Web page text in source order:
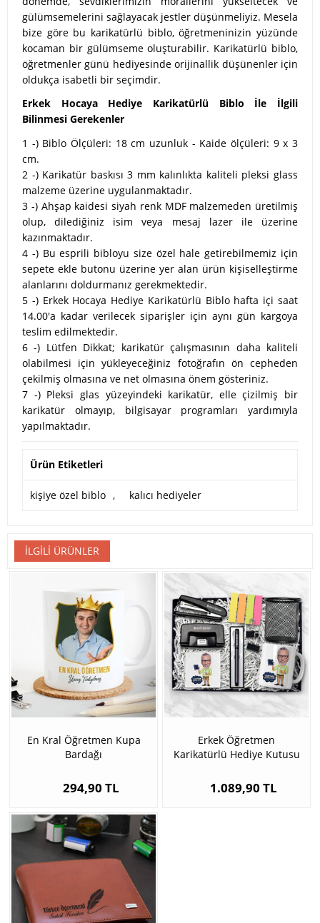
gülümsemelerini sağlayacak jestler düşünmeliyiz. Mesela
bize göre bu karikatürlü biblo, öğretmeninizin yüzünde
kocaman bir gülümseme oluşturabilir. Karikatürlü biblo,
öğretmenler günü hediyesinde orijinallik düşünenler için
oldukça isabetli bir seçimdir.
Erkek Hocaya Hediye Karikatürlü Biblo İle İlgili
Bilinmesi Gerekenler
1 -) Biblo Ölçüleri: 18 cm uzunluk - Kaide ölçüleri: 9 x 3
cm.
2 -) Karikatür baskısı 3 mm kalınlıkta kaliteli pleksi glass
malzeme üzerine uygulanmaktadır.
3 -) Ahşap kaidesi siyah renk MDF malzemeden üretilmiş
olup, dilediğiniz isim veya mesaj lazer ile üzerine
kazınmaktadır.
4 -) Bu esprili bibloyu size özel hale getirebilmemiz için
sepete ekle butonu üzerine yer alan ürün kişiselleştirme
alanlarını doldurmanız gerekmektedir.
5 -) Erkek Hocaya Hediye Karikatürlü Biblo hafta içi saat
14.00'a kadar verilecek siparişler için aynı gün kargoya
teslim edilmektedir.
6 -) Lütfen Dikkat; karikatür çalışmasının daha kaliteli
olabilmesi için yükleyeceğiniz fotoğrafın ön cepheden
çekilmiş olmasına ve net olmasına önem gösteriniz.
7 -) Pleksi glas yüzeyindeki karikatür, elle çizilmiş bir
karikatür olmayıp, bilgisayar programları yardımıyla
yapılmaktadır.
Ürün Etiketleri
kişiye özel biblo , kalıcı hediyeler
İLGILI ÜRÜNLER
En Kral Öğretmen Kupa
Bardağı
294,90 TL
Erkek Öğretmen
Karikatürlü Hediye Kutusu
1.089,90 TL